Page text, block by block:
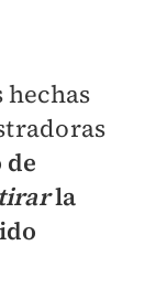
hechas
tirarla